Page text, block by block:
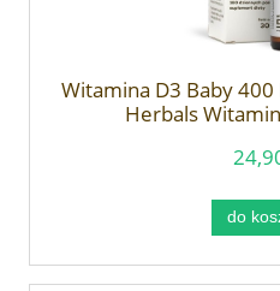
Witamina D3 Baby
Herbals
do